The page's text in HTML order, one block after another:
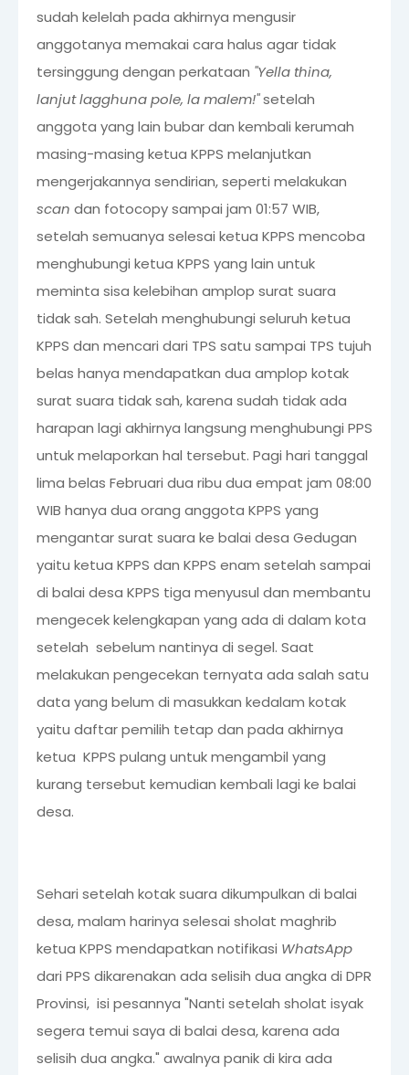
sudah kelelah pada akhirnya mengusir
anggotanya memakai cara halus agar tidak
tersinggung dengan perkataan "Yella thina,
lanjut lagghuna pole, la malem!"setelah
anggota yang lain bubar dan kembali kerumah
masing-masing ketua KPPS melanjutkan
mengerjakannya sendirian, seperti melakukan
scan dan fotocopy sampai jam 01:57 WIB,
setelah semuanya selesai ketua KPPS mencoba
menghubungi ketua KPPS yang lain untuk
meminta sisa kelebihan amplop surat suara
tidak sah. Setelah menghubungi seluruh ketua
KPPS dan mencari dari TPS satu sampai TPS tujuh
belas hanya mendapatkan dua amplop kotak
surat suara tidak sah, karena sudah tidak ada
harapan lagi akhirnya langsung menghubungi PPS
untuk melaporkan hal tersebut. Pagi hari tanggal
lima belas Februari dua ribu dua empat jam 08:00
WIB hanya dua orang anggota KPPS yang
mengantar surat suara ke balai desa Gedugan
yaitu ketua KPPS dan KPPS enam setelah sampai
di balai desa KPPS tiga menyusul dan membantu
mengecek kelengkapan yang ada di dalam kota
setelah sebelum nantinya di segel. Saat
melakukan pengecekan ternyata ada salah satu
data yang belum di masukkan kedalam kotak
yaitu daftar pemilih tetap dan pada akhirnya
ketua KPPS pulang untuk mengambil yang
kurang tersebut kemudian kembali lagi ke balai
desa.
Sehari setelah kotak suara dikumpulkan di balai
desa, malam harinya selesai sholat maghrib
ketua KPPS mendapatkan notifikasi WhatsApp
dari PPS dikarenakan ada selisih dua angka di DPR
Provinsi, isi pesannya "Nanti setelah sholat isyak
segera temui saya di balai desa, karena ada
selisih dua angka." awalnya panik di kira ada